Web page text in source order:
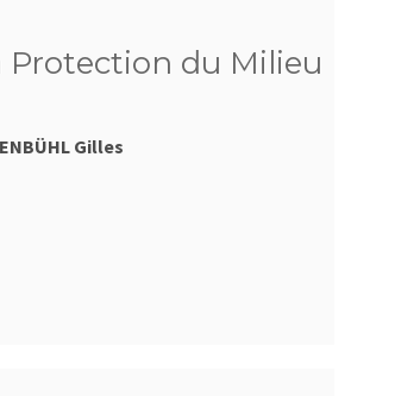
Protection du Milieu
Gilles